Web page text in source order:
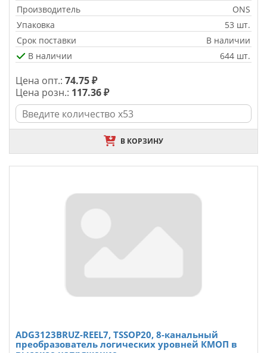
Производитель
ONS
Упаковка
53 шт.
Срок поставки
В наличии
В наличии
644 шт.
Цена опт.: 74.75 ₽
Цена розн.: 117.36 ₽
В КОРЗИНУ
ADG3123BRUZ-REEL7, TSSOP20, 8-канальный
преобразователь логических уровней КМОП в